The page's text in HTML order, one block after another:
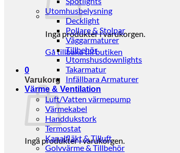
Inga produkter i varukorgen.
Gå tillbaka till butiken
0
Varukorg
Inga produkter i varukorgen.
Utomhusbelysning
Decklight
Pollare & Stolpar
Väggarmaturer
Tillbehör
Utomshusdownlights
Takarmatur
Infällbara Armaturer
Värme & Ventilation
Luft/Vatten värmepump
Värmekabel
Handdukstork
Termostat
Kanalfläkt & Tilluft
Golvvärme & Tillbehör